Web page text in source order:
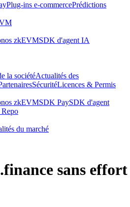
Plug-ins e-commercePrédictions
zkEVMSDK d'agent IA
la sociétéActualités des
SécuritéLicences & Permis
zkEVMSDK PaySDK d'agent
du marché
sans effort